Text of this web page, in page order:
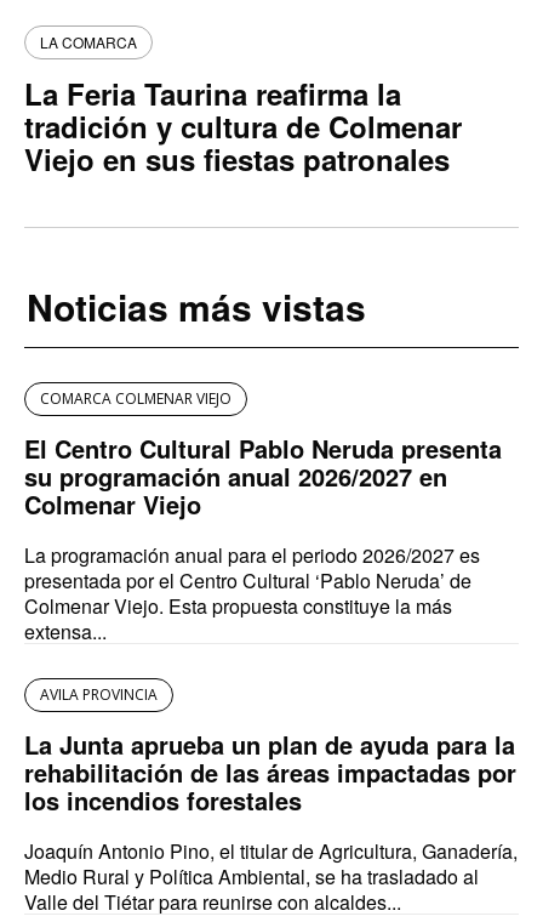
LA COMARCA
La Feria Taurina reafirma la
tradición y cultura de Colmenar
Viejo en sus fiestas patronales
Noticias más vistas
COMARCA COLMENAR VIEJO
El Centro Cultural Pablo Neruda presenta
su programación anual 2026/2027 en
Colmenar Viejo
La programación anual para el periodo 2026/2027 es
presentada por el Centro Cultural ‘Pablo Neruda’ de
Colmenar Viejo. Esta propuesta constituye la más
extensa...
AVILA PROVINCIA
La Junta aprueba un plan de ayuda para la
rehabilitación de las áreas impactadas por
los incendios forestales
Joaquín Antonio Pino, el titular de Agricultura, Ganadería,
Medio Rural y Política Ambiental, se ha trasladado al
Valle del Tiétar para reunirse con alcaldes...